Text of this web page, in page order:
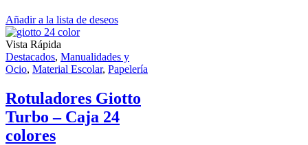
Añadir a la lista de deseos
Vista Rápida
Destacados, Manualidades y
Ocio, Material Escolar, Papelería
Rotuladores Giotto
Turbo – Caja 24
colores